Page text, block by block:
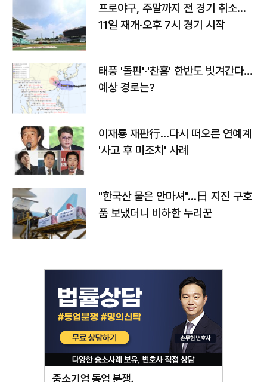
프로야구, 주말까지 전 경기 취소…
11일 재개·오후 7시 경기 시작
태풍 '돌핀'·'찬홈' 한반도 빗겨간다…
예상 경로는?
이재룡 재판行…다시 떠오른 연예계
'사고 후 미조치' 사례
"한국산 물은 안마셔"…日 지진 구호
품 보냈더니 비하한 누리꾼